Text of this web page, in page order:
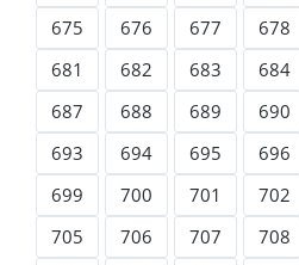
675
676 677 678
681
682 683 684
687
688 689 690
693
694 695 696
699
700 701 702
705
706 707 708